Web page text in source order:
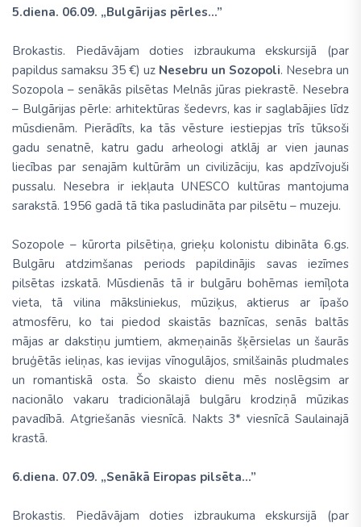
5.diena. 06.09. „Bulgārijas pērles...”
Brokastis. Piedāvājam doties izbraukuma ekskursijā (par
papildus samaksu 35 €) uz Nesebru un Sozopoli. Nesebra un
Sozopola – senākās pilsētas Melnās jūras piekrastē. Nesebra
– Bulgārijas pērle: arhitektūras šedevrs, kas ir saglabājies līdz
mūsdienām. Pierādīts, ka tās vēsture iestiepjas trīs tūksoši
gadu senatnē, katru gadu arheologi atklāj ar vien jaunas
liecības par senajām kultūrām un civilizāciju, kas apdzīvojuši
pussalu. Nesebra ir iekļauta UNESCO kultūras mantojuma
sarakstā. 1956 gadā tā tika pasludināta par pilsētu – muzeju.
Sozopole – kūrorta pilsētiņa, grieķu kolonistu dibināta 6.gs.
Bulgāru atdzimšanas periods papildinājis savas iezīmes
pilsētas izskatā. Mūsdienās tā ir bulgāru bohēmas iemīļota
vieta, tā vilina māksliniekus, mūziķus, aktierus ar īpašo
atmosfēru, ko tai piedod skaistās baznīcas, senās baltās
mājas ar dakstiņu jumtiem, akmeņainās šķērsielas un šaurās
bruģētās ieliņas, kas ievijas vīnogulājos, smilšainās pludmales
un romantiskā osta. Šo skaisto dienu mēs noslēgsim ar
nacionālo vakaru tradicionālajā bulgāru krodziņā mūzikas
pavadībā. Atgriešanās viesnīcā. Nakts 3* viesnīcā Saulainajā
krastā.
6.diena. 07.09. „Senākā Eiropas pilsēta...”
Brokastis. Piedāvājam doties izbraukuma ekskursijā (par